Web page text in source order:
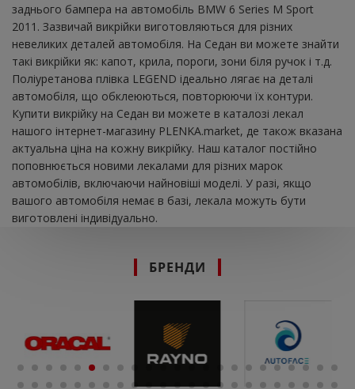
заднього бампера на автомобіль BMW 6 Series M Sport
2011. Зазвичай викрійки виготовляються для різних
невеликих деталей автомобіля. На Седан ви можете знайти
такі викрійки як: капот, крила, пороги, зони біля ручок і т.д.
Поліуретанова плівка LEGEND ідеально лягає на деталі
автомобіля, що обклеюються, повторюючи їх контури.
Купити викрійку на Седан ви можете в каталозі лекал
нашого інтернет-магазину PLENKA.market, де також вказана
актуальна ціна на кожну викрійку. Наш каталог постійно
поповнюється новими лекалами для різних марок
автомобілів, включаючи найновіші моделі. У разі, якщо
вашого автомобіля немає в базі, лекала можуть бути
виготовлені індивідуально.
БРЕНДИ